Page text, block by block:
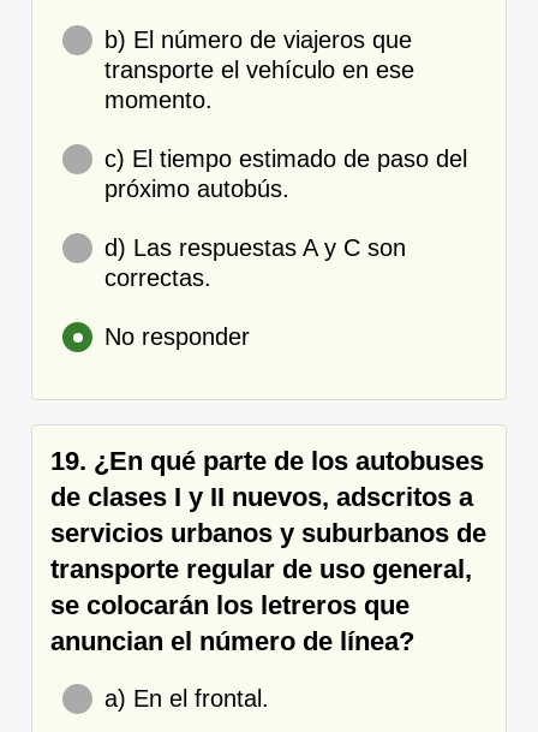
b) El número de viajeros que
transporte el vehículo en ese
momento.
c) El tiempo estimado de paso del
próximo autobús.
d) Las respuestas A y C son
correctas.
No responder
19. ¿En qué parte de los autobuses
de clases I y II nuevos, adscritos a
servicios urbanos y suburbanos de
transporte regular de uso general,
se colocarán los letreros que
anuncian el número de línea?
a) En el frontal.